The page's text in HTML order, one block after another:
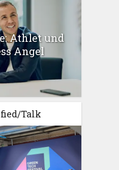
Athlet und
Angel
Talk